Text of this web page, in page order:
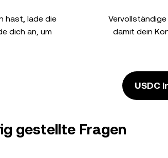
hast, lade die
dich an, um
damit dein
USDC
gestellte Fragen